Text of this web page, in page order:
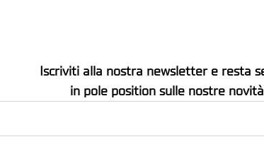
Iscriviti alla nostra newsletter e resta
in pole position sulle nostre